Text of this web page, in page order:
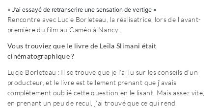
« J’ai essayé de retranscrire une sensation de vertige »
Rencontre avec Lucie Borleteau, la réalisatrice, lors de l’avant-
première du film au Caméo à Nancy.
Vous trouviez que le livre de Leïla Slimani était
cinématographique ?
Lucie Borleteau : Il se trouve que je l’ai lu sur les conseils d’un
producteur, et le livre est tellement prenant que j’avais
complètement oublié cette question en le lisant. Mais assez vite,
en prenant un peu de recul, j’ai trouvé que ce qui rend